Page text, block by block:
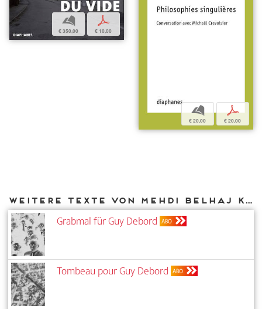
b
€ 350,00
p
€ 10,00
b
€ 20,00
p
€ 20,00
Weitere Texte von Mehdi Belhaj Kacem bei DIAPHANES
Grabmal für Guy Debord ABO
Tombeau pour Guy Debord ABO